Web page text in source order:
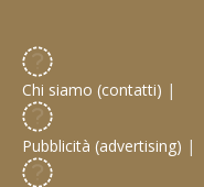
Chi siamo (contatti) |
Pubblicità (advertising) |